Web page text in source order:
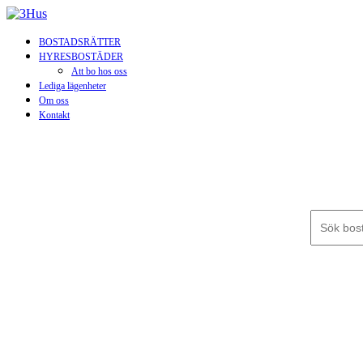
BOSTADSRÄTTER
HYRESBOSTÄDER
Att bo hos oss
Lediga lägenheter
Om oss
Kontakt